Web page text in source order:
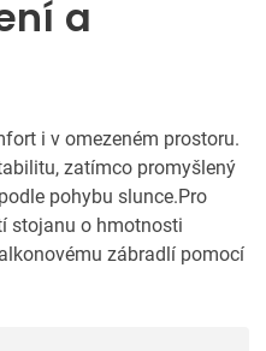
a
i v omezeném prostoru.
zatímco promyšlený
pohybu slunce.Pro
stojanu o hmotnosti
zábradlí pomocí